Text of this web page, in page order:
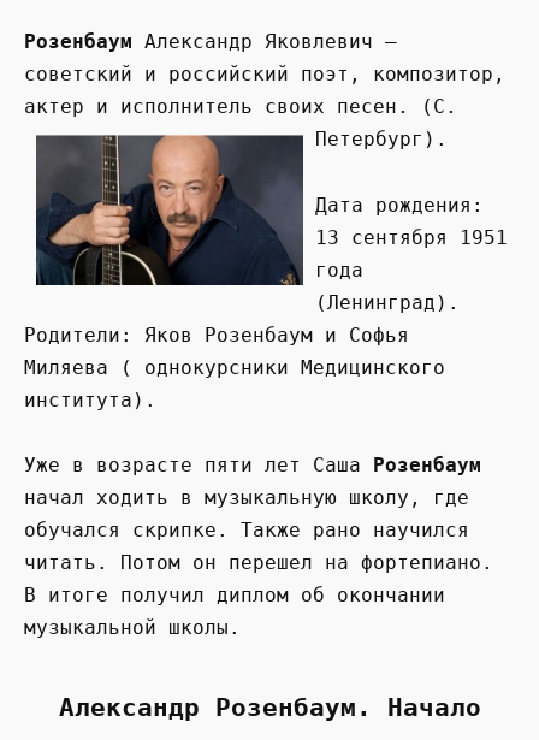
Розенбаум Александр Яковлевич –
советский и российский поэт, композитор,
актер и исполнитель своих песен. (С.
Петербург).
Дата рождения:
13 сентября 1951
года
(Ленинград).
Родители: Яков Розенбаум и Софья
Миляева ( однокурсники Медицинского
института).
Уже в возрасте пяти лет Саша Розенбаум
начал ходить в музыкальную школу, где
обучался скрипке. Также рано научился
читать. Потом он перешел на фортепиано.
В итоге получил диплом об окончании
музыкальной школы.
Александр Розенбаум. Начало